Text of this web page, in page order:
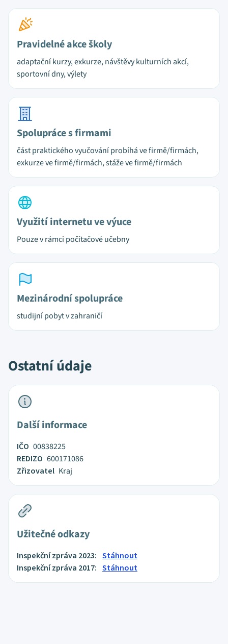
Pravidelné akce školy
adaptační kurzy, exkurze, návštěvy kulturních akcí,
sportovní dny, výlety
Spolupráce s firmami
část praktického vyučování probíhá ve firmě/firmách,
exkurze ve firmě/firmách, stáže ve firmě/firmách
Využití internetu ve výuce
Pouze v rámci počítačové učebny
Mezinárodní spolupráce
studijní pobyt v zahraničí
Ostatní údaje
Další informace
IČO 00838225
REDIZO 600171086
Zřizovatel Kraj
Užitečné odkazy
Inspekční zpráva 2023: Stáhnout
Inspekční zpráva 2017: Stáhnout